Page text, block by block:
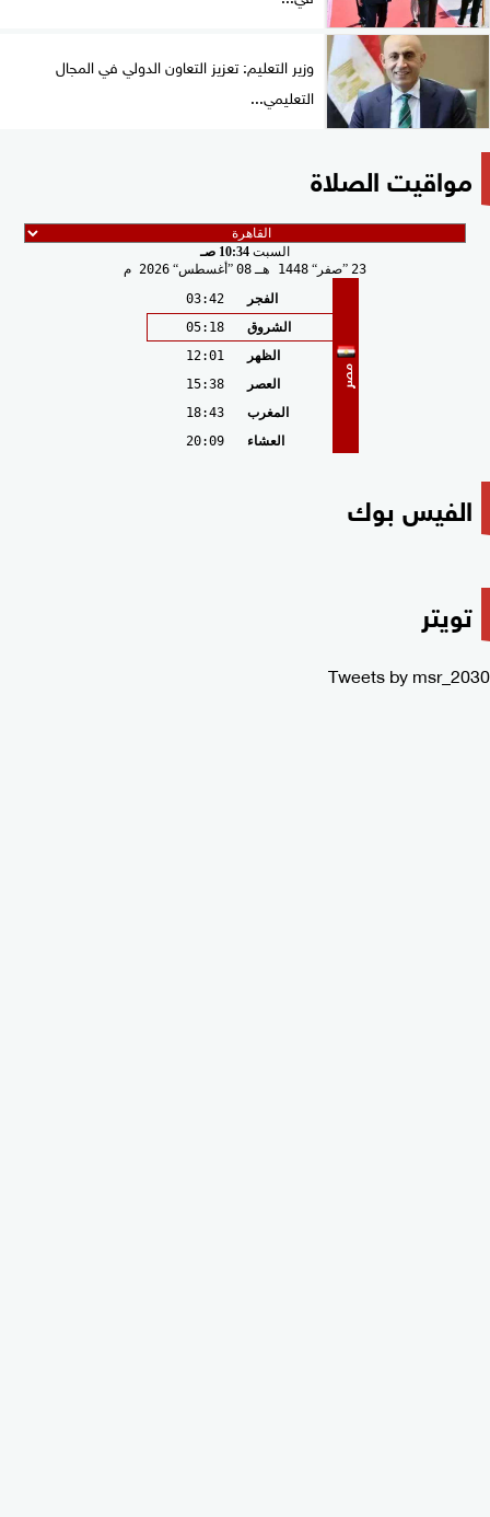
وزير التعليم: تعزيز التعاون الدولي في المجال
التعليمي...
مواقيت الصلاة
السبت 10:34 صـ
23 صفر 1448 هـ 08 أغسطس 2026 م
مصر
الفجر
03:42
الشروق
05:18
الظهر
12:01
العصر
15:38
المغرب
18:43
العشاء
20:09
الفيس بوك
تويتر
Tweets by msr_2030